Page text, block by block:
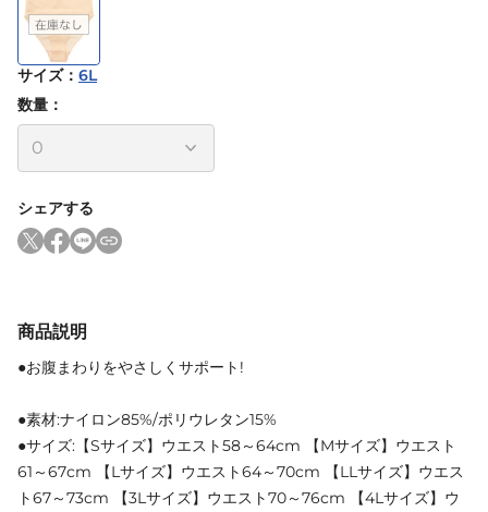
サイズ： 6L
数量：
シェアする
商品説明
●お腹まわりをやさしくサポート!
●素材:ナイロン85%/ポリウレタン15%
●サイズ:【Sサイズ】ウエスト58～64cm 【Mサイズ】ウエスト
61～67cm 【Lサイズ】ウエスト64～70cm 【LLサイズ】ウエス
ト67～73cm 【3Lサイズ】ウエスト70～76cm 【4Lサイズ】ウ